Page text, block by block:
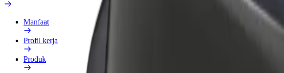
Manfaat
Profil kerja
Produk